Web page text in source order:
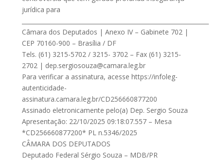
jurídica para
Câmara dos Deputados | Anexo IV – Gabinete 702 |
CEP 70160-900 – Brasília / DF
Tels. (61) 3215-5702 / 3215- 3702 – Fax (61) 3215-
2702 | dep.sergiosouza@camara.leg.br
Para verificar a assinatura, acesse https://infoleg-
autenticidade-
assinatura.camara.leg.br/CD256660877200
Assinado eletronicamente pelo(a) Dep. Sergio Souza
Apresentação: 22/10/2025 09:18:07.557 – Mesa
*CD256660877200* PL n.5346/2025
CÂMARA DOS DEPUTADOS
Deputado Federal Sérgio Souza – MDB/PR